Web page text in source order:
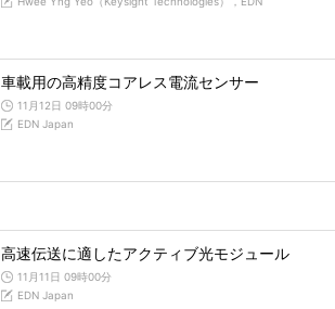
車載用の高精度コアレス電流センサー
11月12日 09時00分
EDN Japan
高速伝送に適したアクティブ光モジュール
11月11日 09時00分
EDN Japan